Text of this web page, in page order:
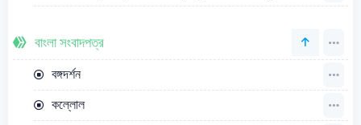
বাংলা সংবাদপত্র
বঙ্গদর্শন
কল্লোল